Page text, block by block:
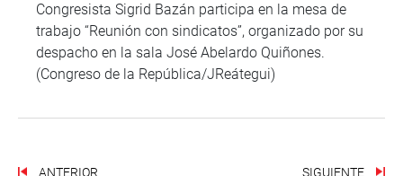
Congresista Sigrid Bazán participa en la mesa de
trabajo “Reunión con sindicatos”, organizado por su
despacho en la sala José Abelardo Quiñones.
(Congreso de la República/JReátegui)
ANTERIOR SIGUIENTE